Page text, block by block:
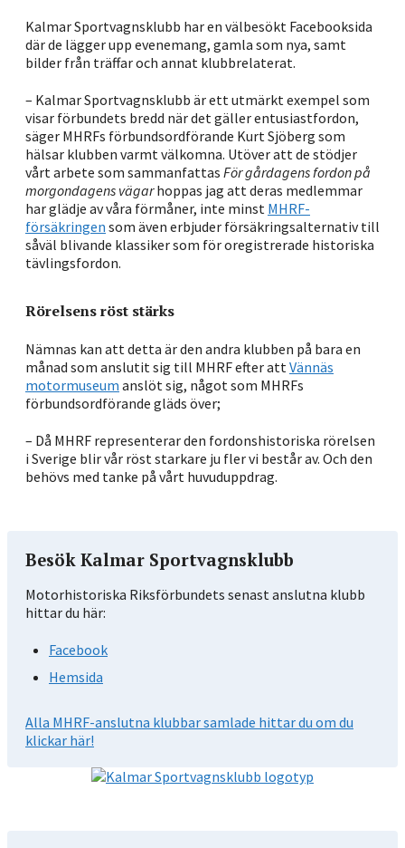
Kalmar Sportvagnsklubb har en välbesökt Facebooksida
där de lägger upp evenemang, gamla som nya, samt
bilder från träffar och annat klubbrelaterat.
– Kalmar Sportvagnsklubb är ett utmärkt exempel som
visar förbundets bredd när det gäller entusiastfordon,
säger MHRFs förbundsordförande Kurt Sjöberg som
hälsar klubben varmt välkomna. Utöver att de stödjer
vårt arbete som sammanfattas För gårdagens fordon på
morgondagens vägarhoppas jag att deras medlemmar
har glädje av våra förmåner, inte minst MHRF-
försäkringen som även erbjuder försäkringsalternativ till
såväl blivande klassiker som för oregistrerade historiska
tävlingsfordon.
Rörelsens röst stärks
Nämnas kan att detta är den andra klubben på bara en
månad som anslutit sig till MHRF efter attVännäs
motormuseum anslöt sig, något som MHRFs
förbundsordförande gläds över;
– Då MHRF representerar den fordonshistoriska rörelsen
i Sverige blir vår röst starkare ju fler vi består av. Och den
behövs med tanke på vårt huvuduppdrag.
Besök Kalmar Sportvagnsklubb
Motorhistoriska Riksförbundets senast anslutna klubb
hittar du här:
Facebook
Hemsida
Alla MHRF-anslutna klubbar samlade hittar du om du
klickar här!